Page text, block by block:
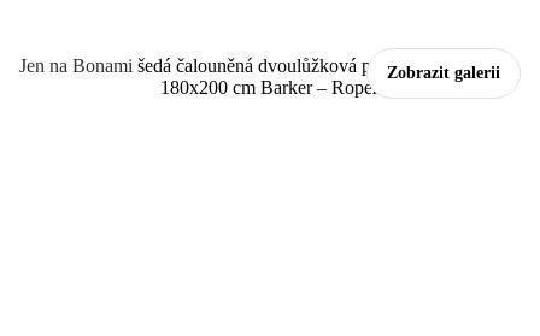
Zobrazit galerii
Jen na Bonami